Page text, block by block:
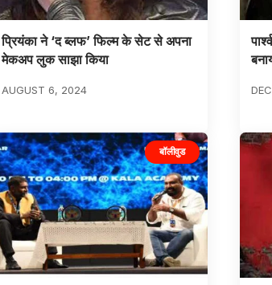
प्रियंका ने ‘द ब्लफ’ फिल्म के सेट से अपना
मेकअप लुक साझा किया
AUGUST 6, 2024
बॉलीवुड